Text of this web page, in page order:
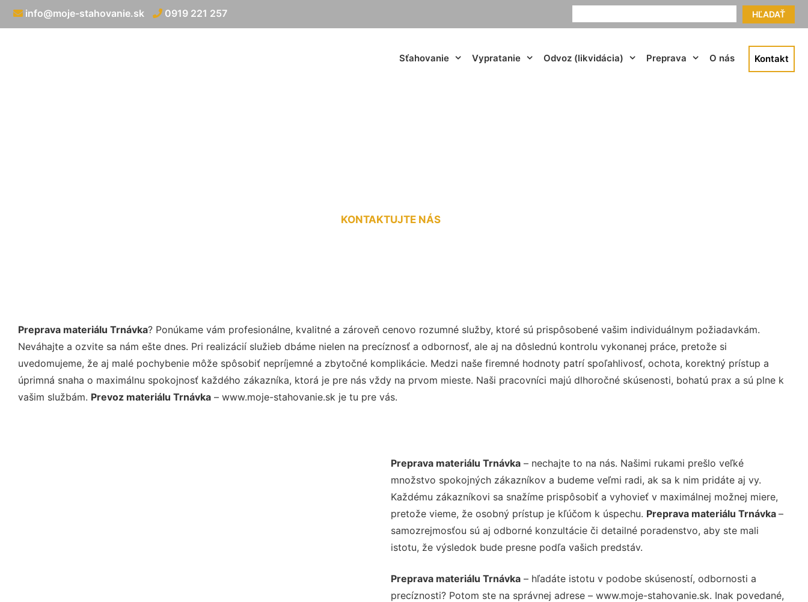
HĽADAŤ
info@moje-stahovanie.sk 0919 221 257
Sťahovanie Vypratanie Odvoz (likvidácia) Preprava O nás Kontakt
KONTAKTUJTE NÁS
Preprava materiálu Trnávka? Ponúkame vám profesionálne, kvalitné a zároveň cenovo rozumné služby, ktoré sú prispôsobené vašim individuálnym požiadavkám.
Neváhajte a ozvite sa nám ešte dnes. Pri realizácií služieb dbáme nielen na precíznosť a odbornosť, ale aj na dôslednú kontrolu vykonanej práce, pretože si
uvedomujeme, že aj malé pochybenie môže spôsobiť nepríjemné a zbytočné komplikácie. Medzi naše firemné hodnoty patrí spoľahlivosť, ochota, korektný prístup a
úprimná snaha o maximálnu spokojnosť každého zákazníka, ktorá je pre nás vždy na prvom mieste. Naši pracovníci majú dlhoročné skúsenosti, bohatú prax a sú plne k
vašim službám. Prevoz materiálu Trnávka – www.moje-stahovanie.sk je tu pre vás.
Preprava materiálu Trnávka– nechajte to na nás. Našimi rukami prešlo veľké
množstvo spokojných zákazníkov a budeme veľmi radi, ak sa k nim pridáte aj vy.
Každému zákazníkovi sa snažíme prispôsobiť a vyhovieť v maximálnej možnej miere,
pretože vieme, že osobný prístup je kľúčom k úspechu. Preprava materiálu Trnávka –
samozrejmosťou sú aj odborné konzultácie či detailné poradenstvo, aby ste mali
istotu, že výsledok bude presne podľa vašich predstáv.
Preprava materiálu Trnávka– hľadáte istotu v podobe skúseností, odbornosti a
precíznosti? Potom ste na správnej adrese – www.moje-stahovanie.sk. Inak povedané,